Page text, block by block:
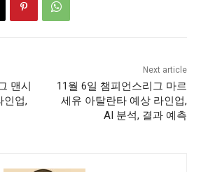
맨시
인업,
Next article
11월 6일 챔피언스리그 마르
세유 아탈란타 예상 라인업,
AI 분석, 결과 예측